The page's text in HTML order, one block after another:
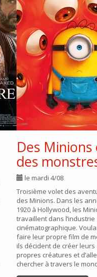
Des Minions
des
le mardi 4/08
Troisième volet des
des Minions. Dans les
1920 à Hollywood, les
travaillent dans l’industrie
cinématographique.
faire leur propre film de
ils décident de créer leurs
propres créatures et
chercher à travers le